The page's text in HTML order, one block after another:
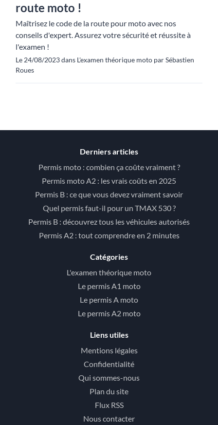
route moto !
Maîtrisez le code de la route pour moto avec nos
conseils d'expert. Assurez votre sécurité et réussite à
l'examen !
Le 24/08/2023 dans L'examen théorique moto par Sébastien
Roues
Derniers articles
Permis moto : combien ça coûte vraiment ?
Permis moto A2 : les vrais coûts en 2025
Permis B : ce que vous devez vraiment savoir
Quel permis faut-il pour un TMAX 530 ?
Permis B : découvrez tous les véhicules autorisés
Permis A2 : tout comprendre en 2 minutes
Catégories
L'examen théorique moto
Le permis A1 moto
Le permis A moto
Le permis A2 moto
Liens utiles
Mentions légales
Confidentialité
Qui sommes-nous
Plan du site
Flux RSS
Nous contacter